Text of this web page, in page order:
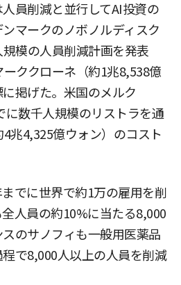
員削減と並行してAI投資の
マークのノボノルディスク
模の人員削減計画を発表
ククローネ（約1兆8,538億
掲げた。米国のメルク
に数千人規模のリストラを通
兆4,325億ウォン）のコスト
でに世界で約1万の雇用を削
人員の約10%に当たる8,000
のサノフィも一般用医薬品
で8,000人以上の人員を削減